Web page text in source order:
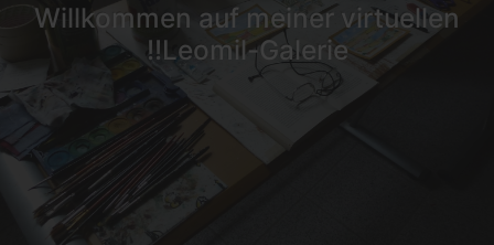
Willkommen auf meiner virtuellen
Leomil-Galerie!!